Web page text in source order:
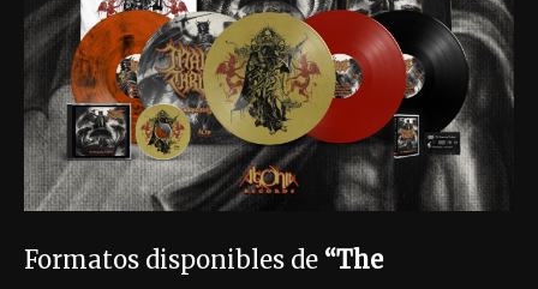
Formatos disponibles de “The